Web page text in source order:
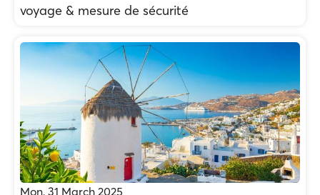
voyage & mesure de sécurité
Mon, 31 March 2025